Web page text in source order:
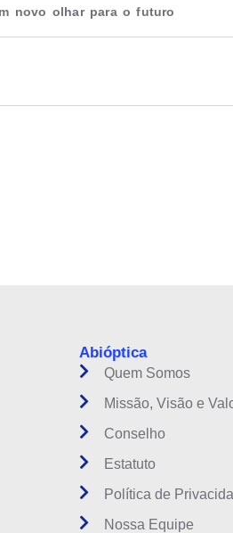
novo olhar para o futuro
Abióptica
Quem Somos
Missão, Visão e
Conselho
Estatuto
Política de
Nossa Equipe